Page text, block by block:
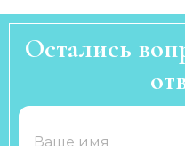
Остались